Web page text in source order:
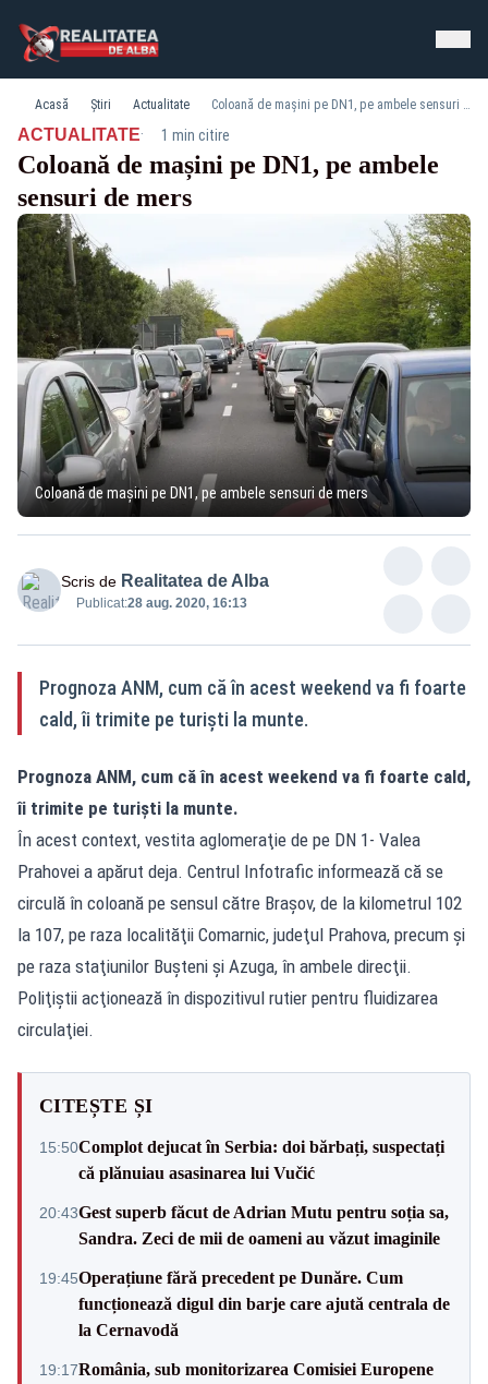
Acasă Știri Actualitate Coloană de mașini pe DN1, pe ambele sensuri de mers
ACTUALITATE· 1 min citire
Coloană de mașini pe DN1, pe ambele
sensuri de mers
Coloană de mașini pe DN1, pe ambele sensuri de mers
Scris de Realitatea de Alba
Publicat:28 aug. 2020, 16:13
Prognoza ANM, cum că în acest weekend va fi foarte
cald, îi trimite pe turişti la munte.
Prognoza ANM, cum că în acest weekend va fi foarte cald,
îi trimite pe turişti la munte.
În acest context, vestita aglomeraţie de pe DN 1- Valea
Prahovei a apărut deja. Centrul Infotrafic informează că se
circulă în coloană pe sensul către Braşov, de la kilometrul 102
la 107, pe raza localităţii Comarnic, judeţul Prahova, precum şi
pe raza staţiunilor Buşteni şi Azuga, în ambele direcţii.
Poliţiştii acţionează în dispozitivul rutier pentru fluidizarea
circulaţiei.
CITEȘTE ȘI
15:50Complot dejucat în Serbia: doi bărbați, suspectați
că plănuiau asasinarea lui Vučić
20:43Gest superb făcut de Adrian Mutu pentru soția sa,
Sandra. Zeci de mii de oameni au văzut imaginile
19:45Operațiune fără precedent pe Dunăre. Cum
funcționează digul din barje care ajută centrala de
la Cernavodă
19:17România, sub monitorizarea Comisiei Europene